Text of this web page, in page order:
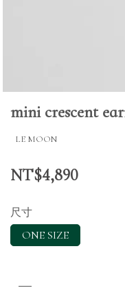
mini crescent
LE MOON
NT$4,890
尺寸
ONE SIZE